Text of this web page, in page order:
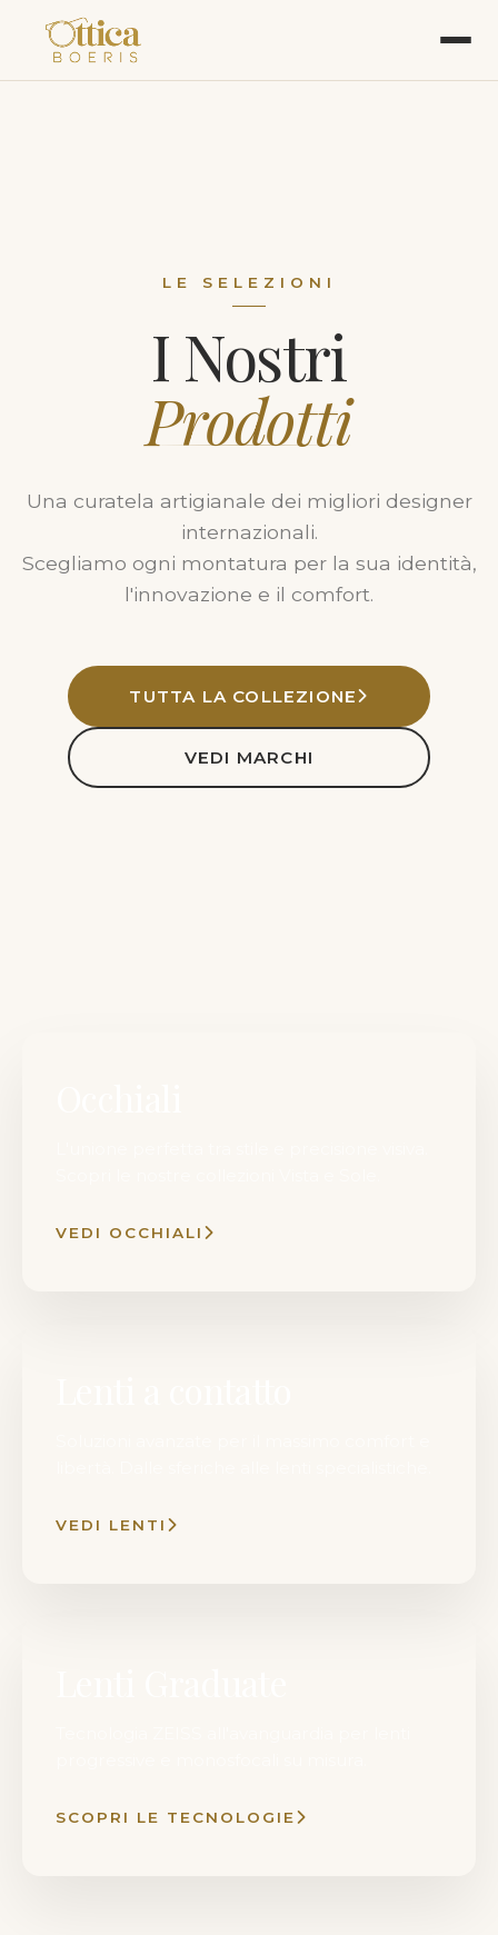
LE SELEZIONI
I Nostri
Prodotti
Una curatela artigianale dei migliori designer
internazionali.
Scegliamo ogni montatura per la sua identità,
l'innovazione e il comfort.
TUTTA LA COLLEZIONE
VEDI MARCHI
VEDI OCCHIALI
VEDI LENTI
SCOPRI LE TECNOLOGIE